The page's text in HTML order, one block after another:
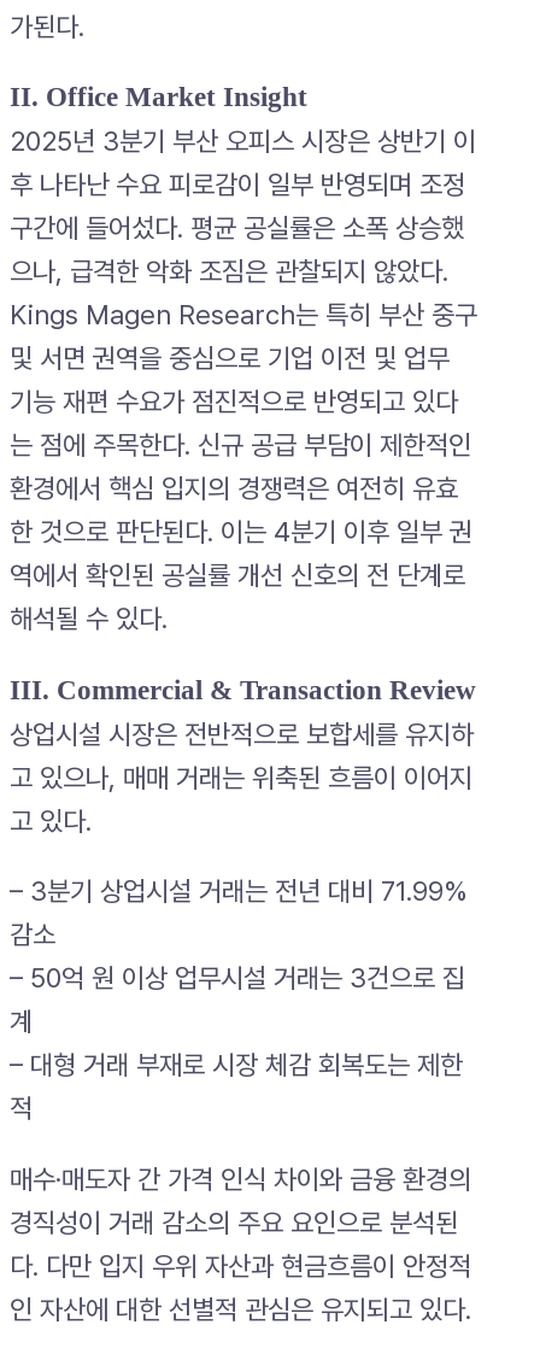
가된다.
II. Office Market Insight
2025년 3분기 부산 오피스 시장은 상반기 이
후 나타난 수요 피로감이 일부 반영되며 조정
구간에 들어섰다. 평균 공실률은 소폭 상승했
으나, 급격한 악화 조짐은 관찰되지 않았다.
Kings Magen Research는 특히 부산 중구
및 서면 권역을 중심으로 기업 이전 및 업무
기능 재편 수요가 점진적으로 반영되고 있다
는 점에 주목한다. 신규 공급 부담이 제한적인
환경에서 핵심 입지의 경쟁력은 여전히 유효
한 것으로 판단된다. 이는 4분기 이후 일부 권
역에서 확인된 공실률 개선 신호의 전 단계로
해석될 수 있다.
III. Commercial & Transaction Review
상업시설 시장은 전반적으로 보합세를 유지하
고 있으나, 매매 거래는 위축된 흐름이 이어지
고 있다.
– 3분기 상업시설 거래는 전년 대비 71.99%
감소
– 50억 원 이상 업무시설 거래는 3건으로 집
계
– 대형 거래 부재로 시장 체감 회복도는 제한
적
매수·매도자 간 가격 인식 차이와 금융 환경의
경직성이 거래 감소의 주요 요인으로 분석된
다. 다만 입지 우위 자산과 현금흐름이 안정적
인 자산에 대한 선별적 관심은 유지되고 있다.